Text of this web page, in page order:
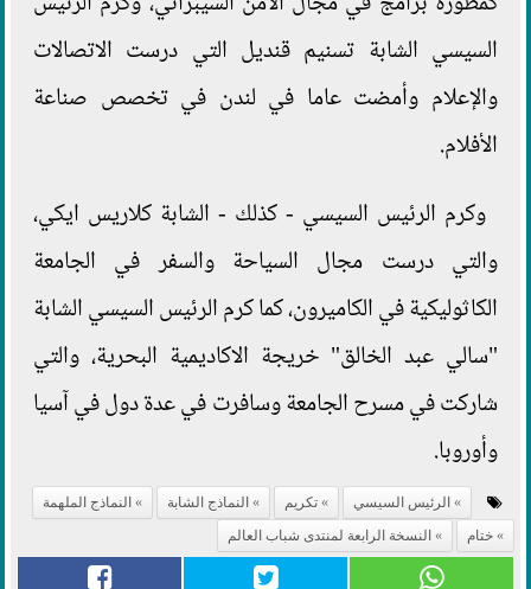
السيسي الشابة تسنيم قنديل التي درست الاتصالات
والإعلام وأمضت عاما في لندن في تخصص صناعة
الأفلام.
وكرم الرئيس السيسي - كذلك - الشابة كلاريس ايكي،
والتي درست مجال السياحة والسفر في الجامعة
الكاثوليكية في الكاميرون، كما كرم الرئيس السيسي الشابة
"سالي عبد الخالق" خريجة الاكاديمية البحرية، والتي
شاركت في مسرح الجامعة وسافرت في عدة دول في آسيا
وأوروبا.
الرئيس السيسي تكريم النماذج الشابة
النماذج الملهمة
ختام
النسخة الرابعة لمنتدى شباب العالم